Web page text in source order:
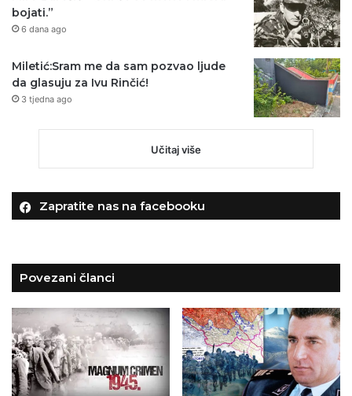
bojati.”
6 dana ago
Miletić:Sram me da sam pozvao ljude
da glasuju za Ivu Rinčić!
3 tjedna ago
Učitaj više
Zapratite nas na facebooku
Povezani članci